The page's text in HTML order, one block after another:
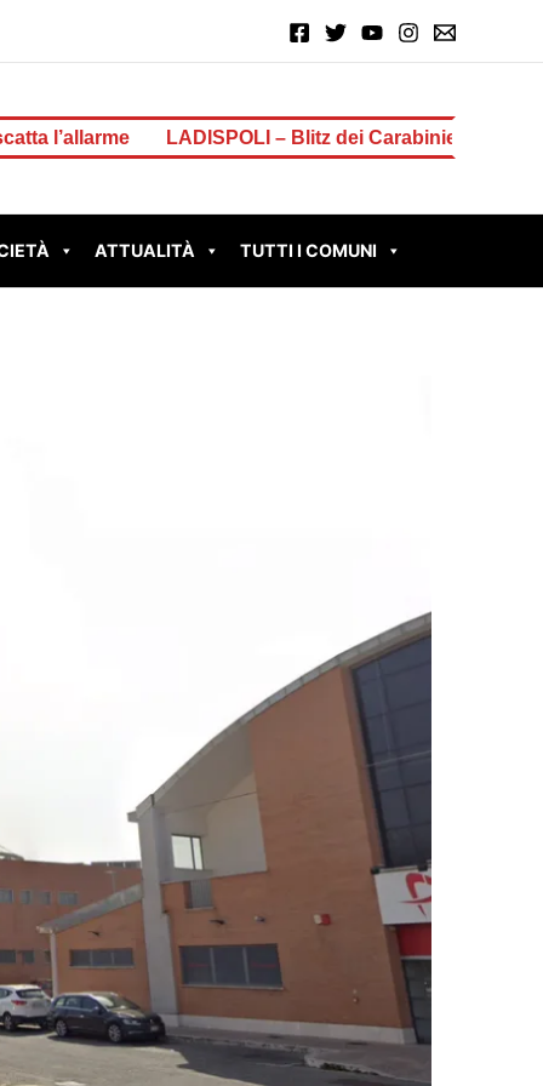
LADISPOLI – Blitz dei Carabinieri in un complesso
ATTUALITÀ TUTTI I COMUNI